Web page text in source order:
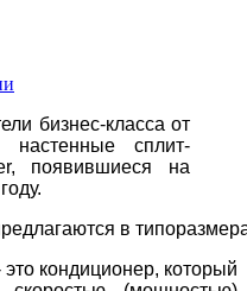
бизнес-класса от
сплит-
появившиеся на
в
это кондиционер, который